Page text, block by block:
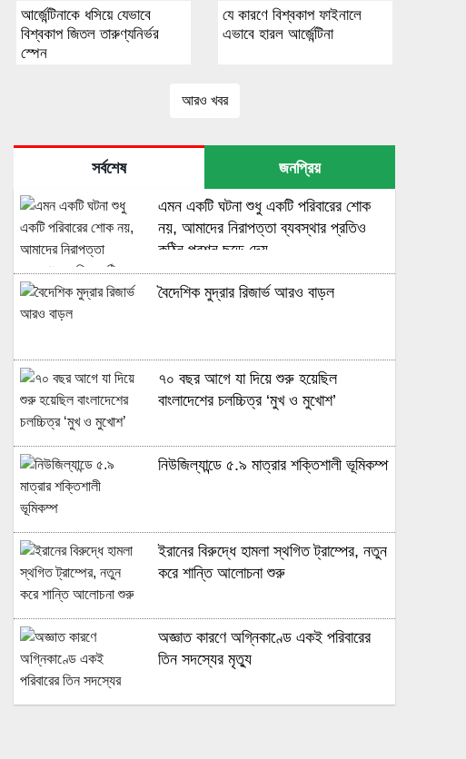
আর্জেন্টিনাকে ধসিয়ে যেভাবে
বিশ্বকাপ জিতল তারুণ্যনির্ভর
স্পেন
যে কারণে বিশ্বকাপ ফাইনালে
এভাবে হারল আর্জেন্টিনা
আরও খবর
সর্বশেষ জনপ্রিয়
এমন একটি ঘটনা শুধু একটি পরিবারের শোক
নয়, আমাদের নিরাপত্তা ব্যবস্থার প্রতিও
কঠিন প্রশ্ন ছুড়ে দেয়
বৈদেশিক মুদ্রার রিজার্ভ আরও বাড়ল
৭০ বছর আগে যা ‍দিয়ে শুরু হয়েছিল
বাংলাদেশের চলচ্চিত্র ‘মুখ ও মুখোশ’
নিউজিল্যান্ডে ৫.৯ মাত্রার শক্তিশালী ভূমিকম্প
ইরানের বিরুদ্ধে হামলা স্থগিত ট্রাম্পের, নতুন
করে শান্তি আলোচনা শুরু
অজ্ঞাত কারণে অগ্নিকাণ্ডে একই পরিবারের
তিন সদস্যের মৃত্যু